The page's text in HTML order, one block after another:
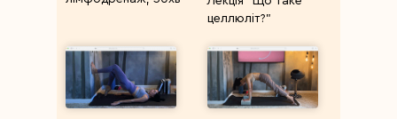
целлюліт?”